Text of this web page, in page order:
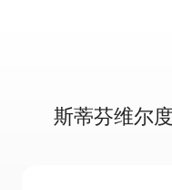
斯蒂芬维尔